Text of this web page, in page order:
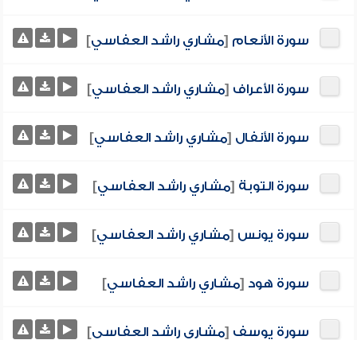
سورة الأنعام [مشاري راشد العفاسي]
سورة الأعراف [مشاري راشد العفاسي]
سورة الأنفال [مشاري راشد العفاسي]
سورة التوبة [مشاري راشد العفاسي]
سورة يونس [مشاري راشد العفاسي]
سورة هود [مشاري راشد العفاسي]
سورة يوسف [مشاري راشد العفاسي]